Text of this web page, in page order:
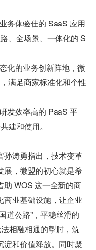
务体验佳的 SaaS 应用
、全场景、一体化的 S
化的业务创新阵地，微
满足商家标准化和个性
发效率高的 PaaS 平
建和使用。
孙涛勇指出，技术变革
展，微盟的初心就是希
助 WOS 这一全新的商
商业基础设施，让企业
道公路”，平稳丝滑的
相融相通的掣肘，筑
淀和价值释放。同时聚